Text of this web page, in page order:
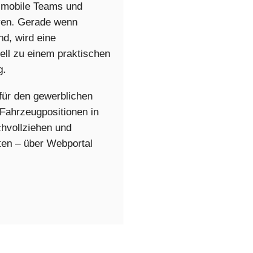
Teams und
Gerade wenn
wird eine
zu einem praktischen
den gewerblichen
in
und
– über Webportal